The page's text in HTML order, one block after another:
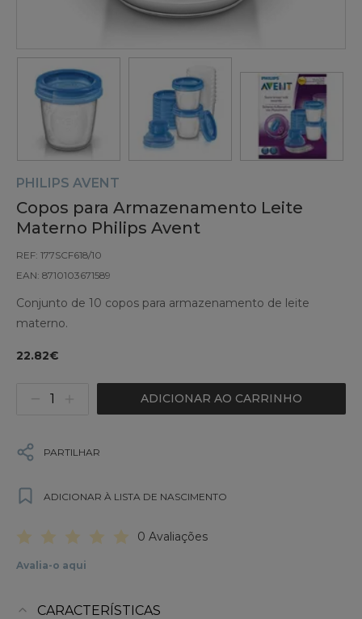
PHILIPS AVENT
Copos para Armazenamento Leite
Materno Philips Avent
REF: 177SCF618/10
EAN: 8710103671589
Conjunto de 10 copos para armazenamento de leite
materno.
22.82€
ADICIONAR AO CARRINHO
PARTILHAR
ADICIONAR À LISTA DE NASCIMENTO
0 Avaliações
Avalia-o aqui
CARACTERÍSTICAS